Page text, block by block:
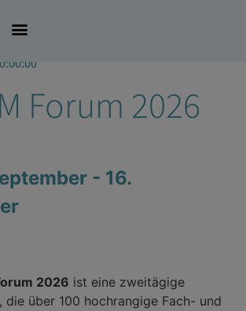
Forum 2026
- 16.
2026 ist eine zweitägige
die über 100 hochrangige Fach- und